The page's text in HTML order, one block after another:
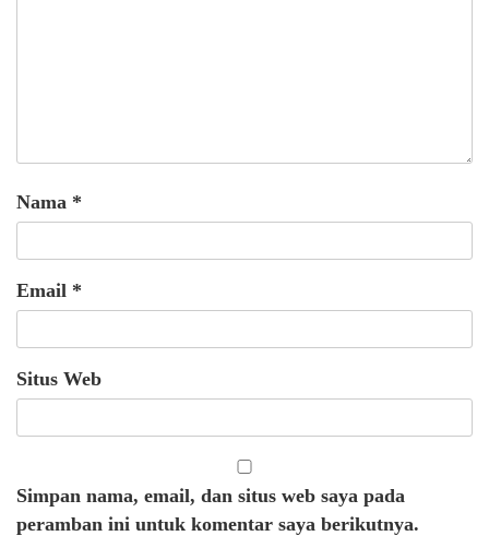
Nama *
Email *
Situs Web
Simpan nama, email, dan situs web saya pada
peramban ini untuk komentar saya berikutnya.